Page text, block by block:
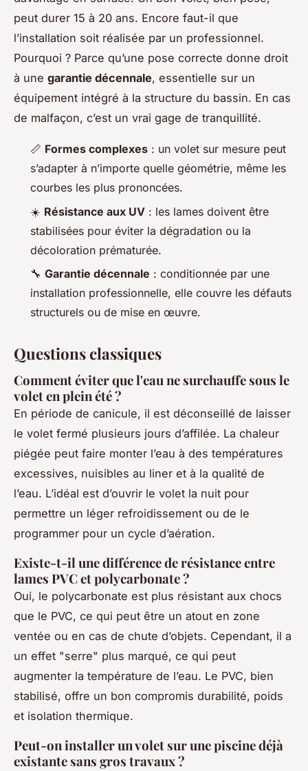
peut durer 15 à 20 ans. Encore faut-il que
l’installation soit réalisée par un professionnel.
Pourquoi ? Parce qu’une pose correcte donne droit
à une garantie décennale, essentielle sur un
équipement intégré à la structure du bassin. En cas
de malfaçon, c’est un vrai gage de tranquillité.
📏 Formes complexes : un volet sur mesure peut
s’adapter à n’importe quelle géométrie, même les
courbes les plus prononcées.
☀️ Résistance aux UV : les lames doivent être
stabilisées pour éviter la dégradation ou la
décoloration prématurée.
🔧 Garantie décennale : conditionnée par une
installation professionnelle, elle couvre les défauts
structurels ou de mise en œuvre.
Questions classiques
Comment éviter que l'eau ne surchauffe sous le
volet en plein été ?
En période de canicule, il est déconseillé de laisser
le volet fermé plusieurs jours d’affilée. La chaleur
piégée peut faire monter l’eau à des températures
excessives, nuisibles au liner et à la qualité de
l’eau. L’idéal est d’ouvrir le volet la nuit pour
permettre un léger refroidissement ou de le
programmer pour un cycle d’aération.
Existe-t-il une différence de résistance entre
lames PVC et polycarbonate ?
Oui, le polycarbonate est plus résistant aux chocs
que le PVC, ce qui peut être un atout en zone
ventée ou en cas de chute d’objets. Cependant, il a
un effet "serre" plus marqué, ce qui peut
augmenter la température de l’eau. Le PVC, bien
stabilisé, offre un bon compromis durabilité, poids
et isolation thermique.
Peut-on installer un volet sur une piscine déjà
existante sans gros travaux ?